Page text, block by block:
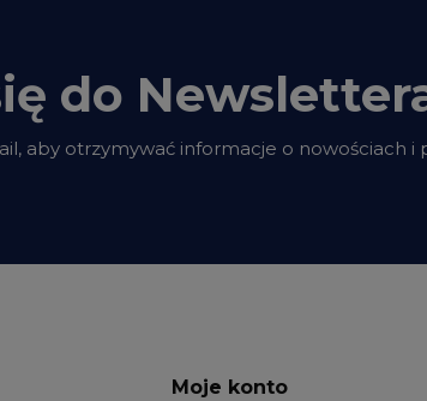
do
aby otrzymywać informacje o nowościach i
Moje konto